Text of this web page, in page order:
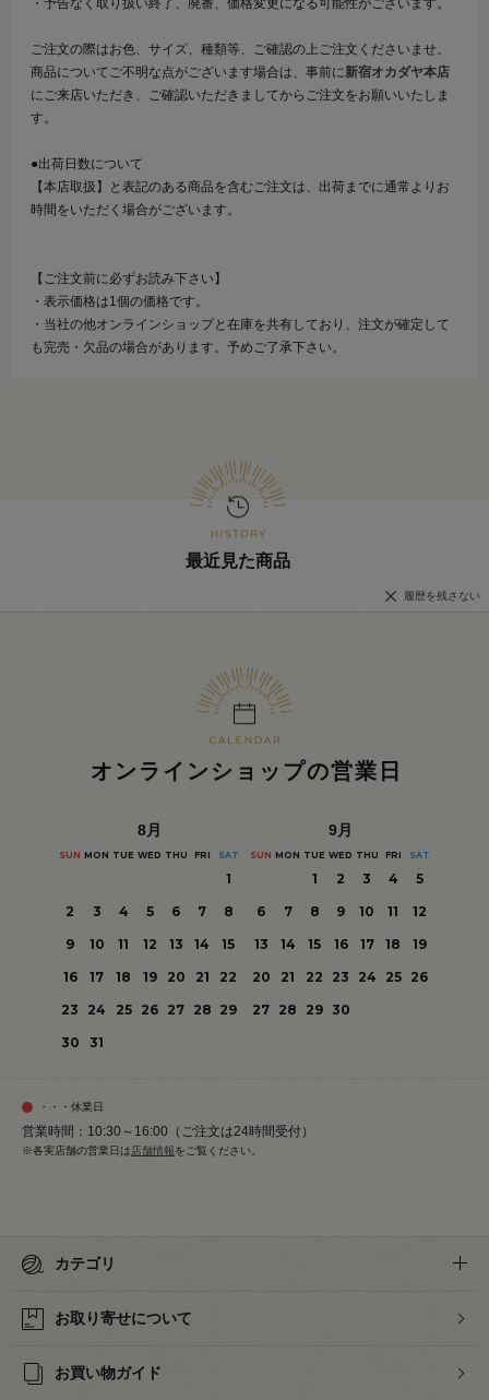
ご注文の際はお色、サイズ、種類等、ご確認の上ご注文くださいませ。
商品についてご不明な点がございます場合は、事前に新宿オカダヤ本店
にご来店いただき、ご確認いただきましてからご注文をお願いいたしま
す。
●出荷日数について
【本店取扱】と表記のある商品を含むご注文は、出荷までに通常よりお
時間をいただく場合がございます。
【ご注文前に必ずお読み下さい】
・表示価格は1個の価格です。
・当社の他オンラインショップと在庫を共有しており、注文が確定して
も完売・欠品の場合があります。予めご了承下さい。
最近見た商品
履歴を残さない
オンラインショップの営業日
8月
SUN MON TUE WED THU FRI SAT
1
2
3 4 5 6 7
8
9
10 11 12 13 14
15
16
17 18 19 20 21
22
23
24 25 26 27 28 29
30
31
9月
SUN MON TUE WED THU FRI SAT
1 2 3 4
5
6
7 8 9 10 11
12
13
14 15 16 17 18
19
20
21 22 23 24 25
26
27 28 29 30
・・・休業日
営業時間：10:30～16:00（ご注文は24時間受付）
※各実店舗の営業日は 店舗情報をご覧ください。
カテゴリ
お取り寄せについて
お買い物ガイド